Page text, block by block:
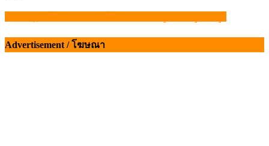
แนะแนว
เรื่อง
Advertisement / โฆษณา